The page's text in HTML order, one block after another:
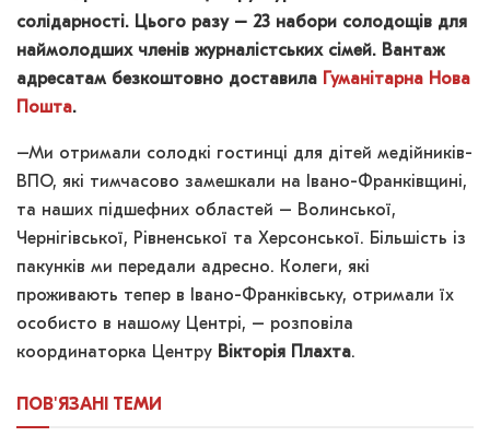
солідарності. Цього разу – 23 набори солодощів для
наймолодших членів журналістських сімей. Вантаж
адресатам безкоштовно доставила
Гуманітарна Нова
Пошта.
–Ми отримали солодкі гостинці для дітей медійників-
ВПО, які тимчасово замешкали на Івано-Франківщині,
та наших підшефних областей – Волинської,
Чернігівської, Рівненської та Херсонської. Більшість із
пакунків ми передали адресно. Колеги, які
проживають тепер в Івано-Франківську, отримали їх
особисто в нашому Центрі, – розповіла
координаторка Центру Вікторія Плахта.
ПОВ'ЯЗАНІ ТЕМИ